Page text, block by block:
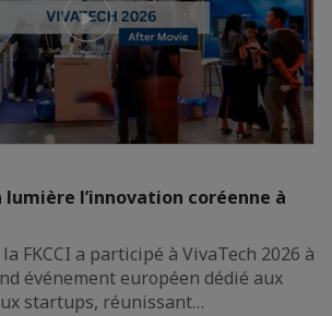
lumière l’innovation coréenne à
FKCCI a participé à VivaTech 2026 à
événement européen dédié aux
startups, réunissant…